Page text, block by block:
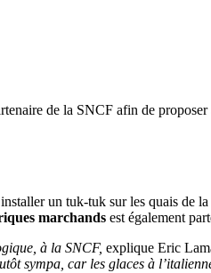
de la SNCF afin de proposer
un tuk-tuk sur les quais de la
marchands est également
à la SNCF, explique Eric
sympa, car les glaces à